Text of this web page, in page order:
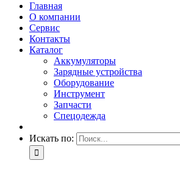
Главная
О компании
Сервис
Контакты
Каталог
Аккумуляторы
Зарядные устройства
Оборудование
Инструмент
Запчасти
Спецодежда
Искать по: